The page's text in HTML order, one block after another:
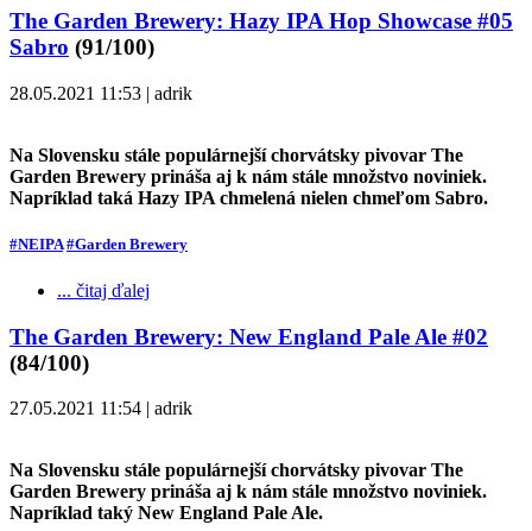
The Garden Brewery: Hazy IPA Hop Showcase #05
Sabro (91/100)
28.05.2021 11:53 | adrik
Na Slovensku stále populárnejší chorvátsky pivovar The
Garden Brewery prináša aj k nám stále množstvo noviniek.
Napríklad taká Hazy IPA chmelená nielen chmeľom Sabro.
#NEIPA #Garden Brewery
... čitaj ďalej
The Garden Brewery: New England Pale Ale #02
(84/100)
27.05.2021 11:54 | adrik
Na Slovensku stále populárnejší chorvátsky pivovar The
Garden Brewery prináša aj k nám stále množstvo noviniek.
Napríklad taký New England Pale Ale.